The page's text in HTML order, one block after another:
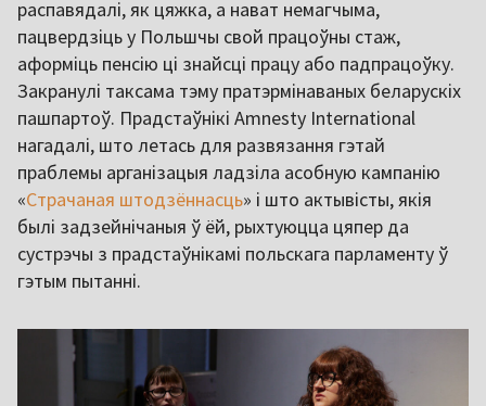
распавядалі, як цяжка, а нават немагчыма,
пацвердзіць у Польшчы свой працоўны стаж,
аформіць пенсію ці знайсці працу або падпрацоўку.
Закранулі таксама тэму пратэрмінаваных беларускіх
пашпартоў. Прадстаўнікі Amnesty International
нагадалі, што летась для развязання гэтай
праблемы арганізацыя ладзіла асобную кампанію
«Страчаная штодзённасць» і што актывісты, якія
былі задзейнічаныя ў ёй, рыхтуюцца цяпер да
сустрэчы з прадстаўнікамі польскага парламенту ў
гэтым пытанні.